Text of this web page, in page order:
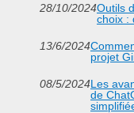
28/10/2024Outils
choix :
13/6/2024
projet
08/5/2024Les
de